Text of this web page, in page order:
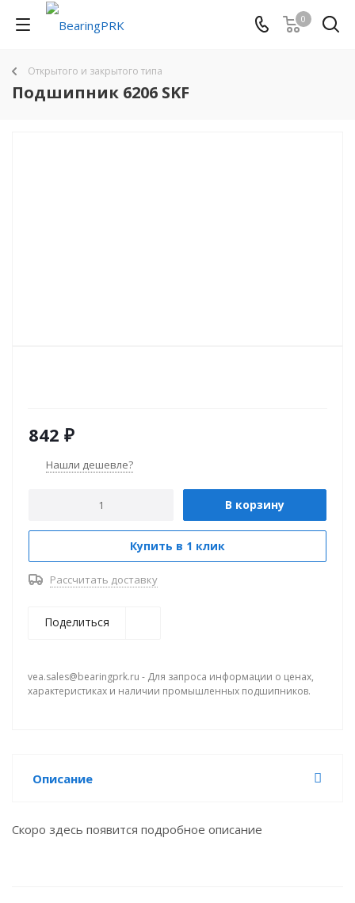
0
Открытого и закрытого типа
Подшипник 6206 SKF
842 ₽
Нашли дешевле?
В корзину
Купить в 1 клик
Рассчитать доставку
Поделиться
vea.sales@bearingprk.ru - Для запроса информации о ценах,
характеристиках и наличии промышленных подшипников.
Описание
Скоро здесь появится подробное описание